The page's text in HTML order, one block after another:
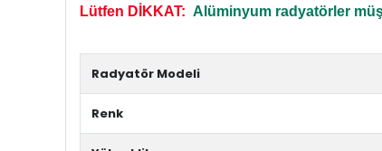
Lütfen DİKKAT: Alüminyum radyatörler
Radyatör Modeli
Renk